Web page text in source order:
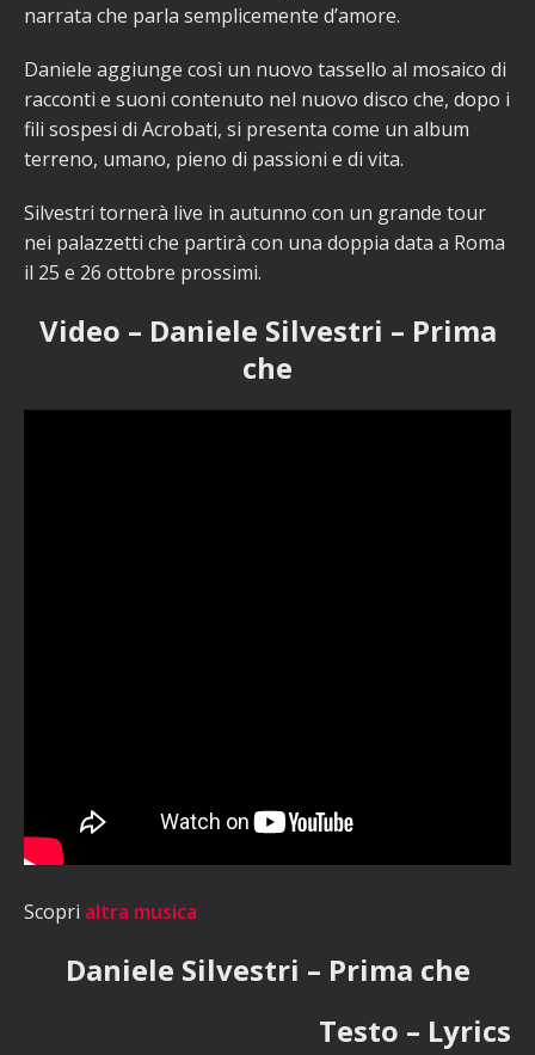
narrata che parla semplicemente d’amore.
Daniele aggiunge così un nuovo tassello al mosaico di
racconti e suoni contenuto nel nuovo disco che, dopo i
fili sospesi di Acrobati, si presenta come un album
terreno, umano, pieno di passioni e di vita.
Silvestri tornerà live in autunno con un grande tour
nei palazzetti che partirà con una doppia data a Roma
il 25 e 26 ottobre prossimi.
Video – Daniele Silvestri – Prima
che
Scopri altra musica
Daniele Silvestri – Prima che
Testo – Lyrics